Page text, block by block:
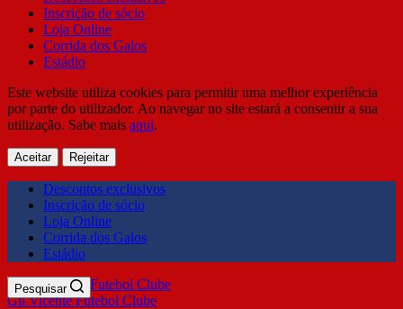
Inscrição de sócio
Loja Online
Corrida dos Galos
Estádio
Este website utiliza cookies para permitir uma melhor experiência
por parte do utilizador. Ao navegar no site estará a consentir a sua
utilização. Sabe mais aqui.
Aceitar Rejeitar
Descontos exclusivos
Inscrição de sócio
Loja Online
Corrida dos Galos
Estádio
Gil Vicente Futebol Clube
Pesquisar